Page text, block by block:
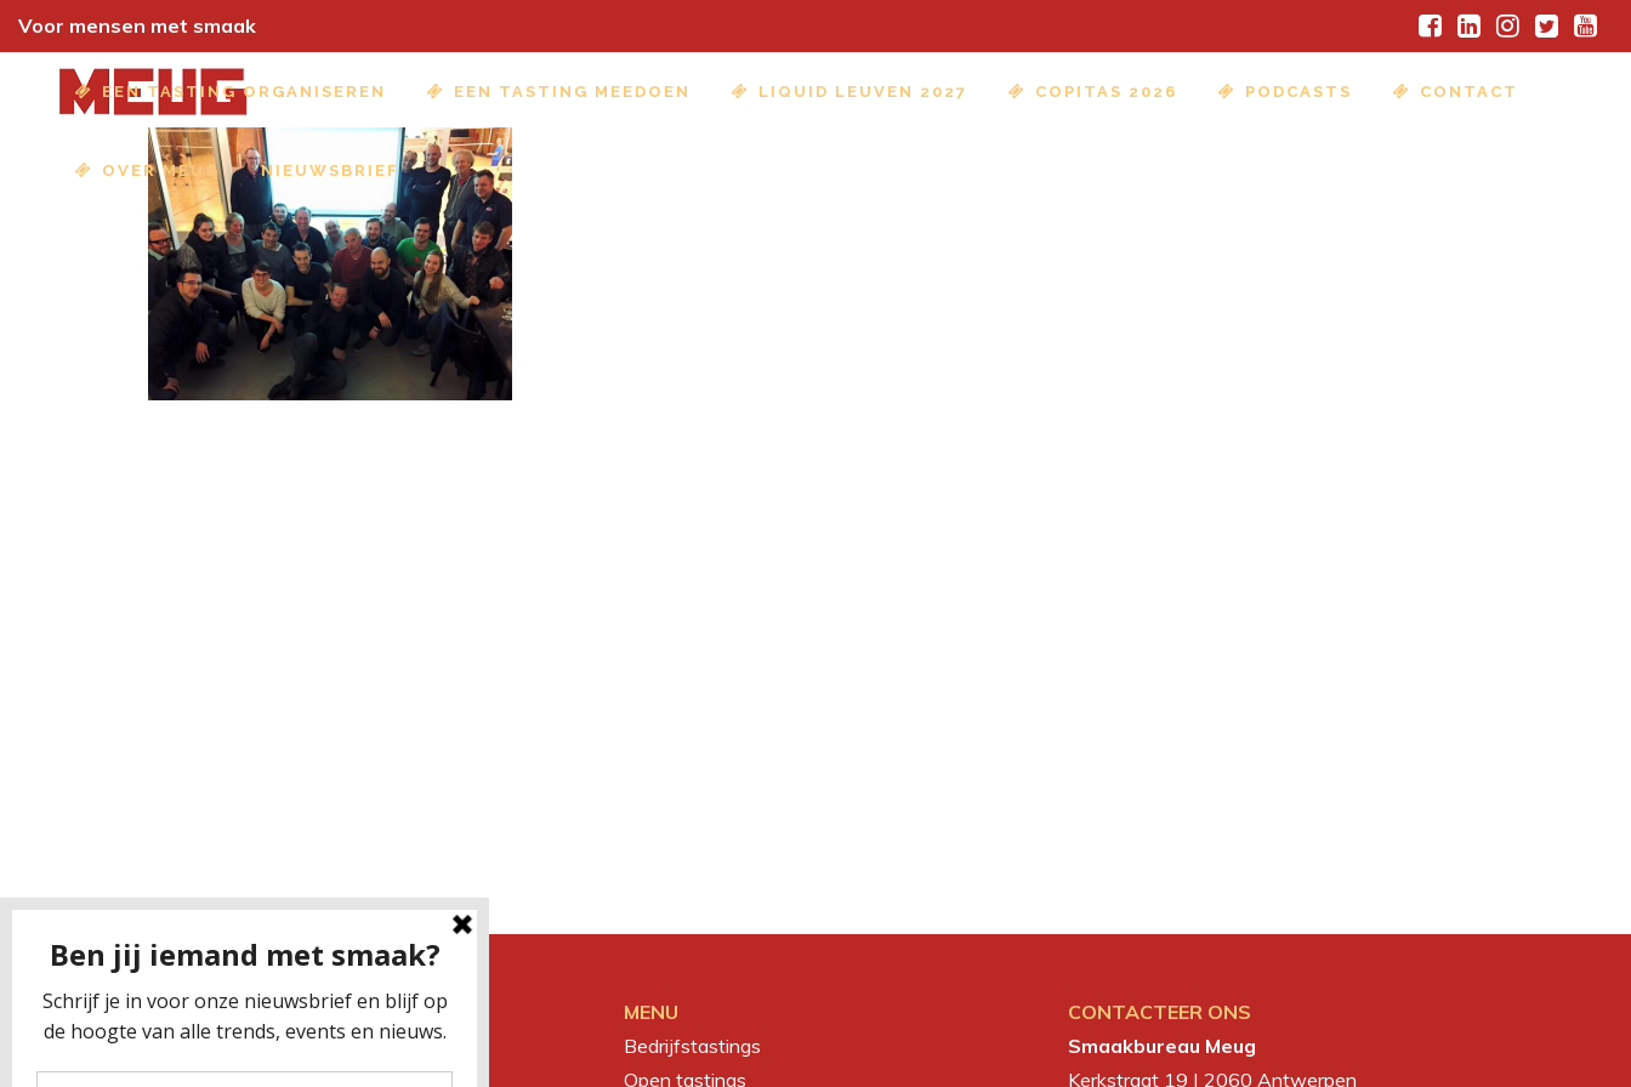
Voor mensen met smaak
EEN TASTING ORGANISEREN EEN TASTING MEEDOEN LIQUID LEUVEN 2027 COPITAS 2026 PODCASTS CONTACT
OVER MEUG NIEUWSBRIEF
MENU
Bedrijfstastings
Open tastings
CONTACTEER ONS
Smaakbureau Meug
Kerkstraat 19 | 2060 Antwerpen